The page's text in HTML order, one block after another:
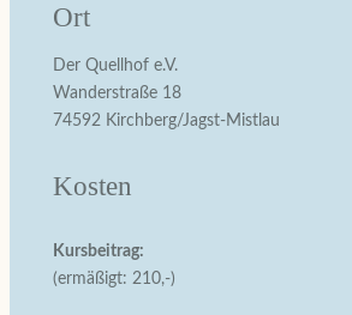
Ort
Der Quellhof e.V.
Wanderstraße 18
74592 Kirchberg/Jagst-Mistlau
Kosten
Kursbeitrag:
(ermäßigt: 210,-)